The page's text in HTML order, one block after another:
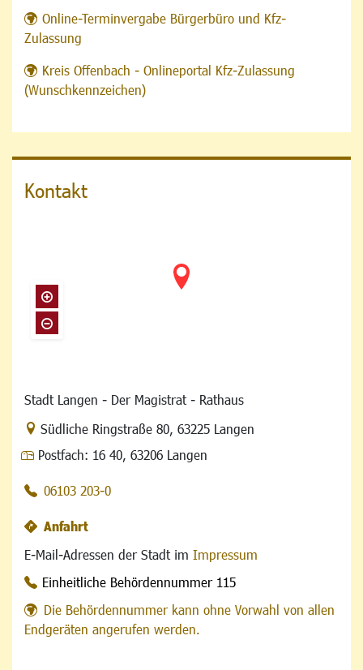
Online-Terminvergabe Bürgerbüro und Kfz-
Zulassung
Kreis Offenbach - Onlineportal Kfz-Zulassung
(Wunschkennzeichen)
Kontakt
Stadt Langen - Der Magistrat - Rathaus
Link zur Google-Maps Navigation
Südliche Ringstraße 80, 63225 Langen
Postfach: 16 40, 63206 Langen
06103 203-0
Anfahrt
E-Mail-Adressen der Stadt im Impressum
Einheitliche Behördennummer 115
Die Behördennummer kann ohne Vorwahl von allen
Endgeräten angerufen werden.